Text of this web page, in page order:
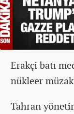
Erakçi batı
nükleer
Tahran